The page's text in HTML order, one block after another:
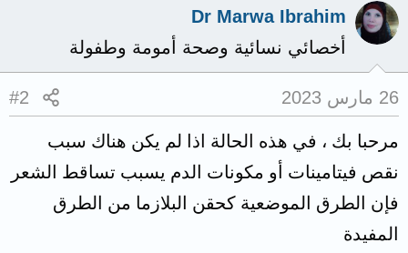
Dr Marwa Ibrahim
أخصائي نسائية وصحة أمومة وطفولة
26 مارس 2023 #2
مرحبا بك ، في هذه الحالة اذا لم يكن هناك سبب
نقص فيتامينات أو مكونات الدم يسبب تساقط الشعر
فإن الطرق الموضعية كحقن البلازما من الطرق
المفيدة